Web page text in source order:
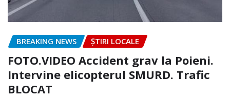
BREAKING NEWS ȘTIRI LOCALE
FOTO.VIDEO Accident grav la Poieni.
Intervine elicopterul SMURD. Trafic
BLOCAT